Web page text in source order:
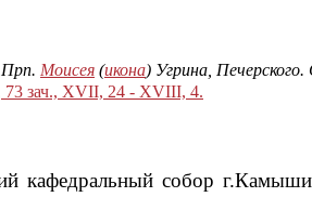
Моисея (икона) Угрина,
зач., XVII, 24 - XVIII, 4.
кафедральный собор